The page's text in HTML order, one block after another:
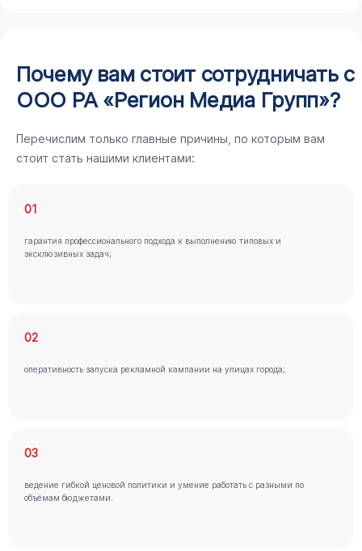
Почему вам стоит сотрудничать с
ООО РА «Регион Медиа Групп»?
Перечислим только главные причины, по которым вам
стоит стать нашими клиентами:
01
гарантия профессионального подхода к выполнению типовых и
эксклюзивных задач;
02
оперативность запуска рекламной кампании на улицах города;
03
ведение гибкой ценовой политики и умение работать с разными по
объёмам бюджетами.